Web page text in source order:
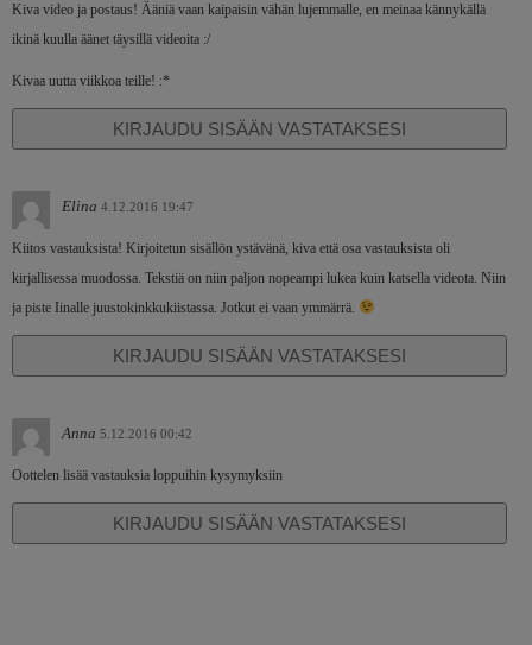
Kiva video ja postaus! Ääniä vaan kaipaisin vähän lujemmalle, en meinaa kännykällä
ikinä kuulla äänet täysillä videoita :/
Kivaa uutta viikkoa teille! :*
KIRJAUDU SISÄÄN VASTATAKSESI
Elina 4.12.2016 19:47
Kiitos vastauksista! Kirjoitetun sisällön ystävänä, kiva että osa vastauksista oli
kirjallisessa muodossa. Tekstiä on niin paljon nopeampi lukea kuin katsella videota. Niin
ja piste Iinalle juustokinkkukiistassa. Jotkut ei vaan ymmärrä.
KIRJAUDU SISÄÄN VASTATAKSESI
Anna 5.12.2016 00:42
Oottelen lisää vastauksia loppuihin kysymyksiin
KIRJAUDU SISÄÄN VASTATAKSESI